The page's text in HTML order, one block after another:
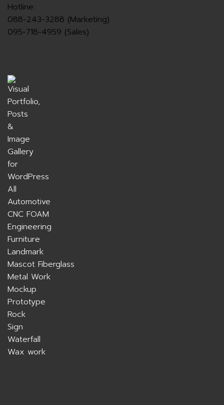
Hotline:
088-243-3288 (Marketing)
095-718-4959 (Sales)
All
Automotive
CNC FOAM
Engineering
Furniture
Landmark
Mascot Fiberglass
Metal Work
Mockup
Prototype
Rock
Sign
Waterfall
Wax work